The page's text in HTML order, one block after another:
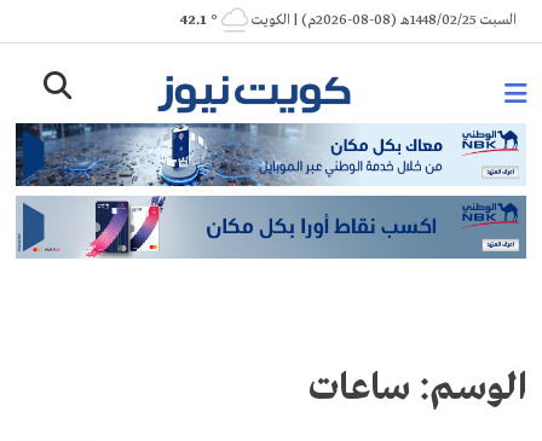
Skip
to
السبت 1448/02/25هـ (08-08-2026م) | الكويت ° 42.1
الوسم: ساعات